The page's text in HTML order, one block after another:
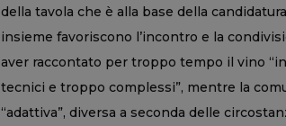
della tavola che è alla base della
insieme favoriscono l’incontro e la
aver raccontato per troppo tempo il vino
tecnici e troppo complessi”, mentre la
“adattiva”, diversa a seconda delle